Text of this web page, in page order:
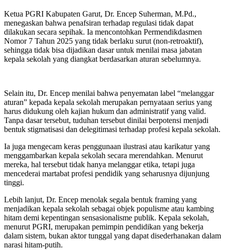
Ketua PGRI Kabupaten Garut, Dr. Encep Suherman, M.Pd.,
menegaskan bahwa penafsiran terhadap regulasi tidak dapat
dilakukan secara sepihak. Ia mencontohkan Permendikdasmen
Nomor 7 Tahun 2025 yang tidak berlaku surut (non-retroaktif),
sehingga tidak bisa dijadikan dasar untuk menilai masa jabatan
kepala sekolah yang diangkat berdasarkan aturan sebelumnya.
Selain itu, Dr. Encep menilai bahwa penyematan label “melanggar
aturan” kepada kepala sekolah merupakan pernyataan serius yang
harus didukung oleh kajian hukum dan administratif yang valid.
Tanpa dasar tersebut, tuduhan tersebut dinilai berpotensi menjadi
bentuk stigmatisasi dan delegitimasi terhadap profesi kepala sekolah.
Ia juga mengecam keras penggunaan ilustrasi atau karikatur yang
menggambarkan kepala sekolah secara merendahkan. Menurut
mereka, hal tersebut tidak hanya melanggar etika, tetapi juga
mencederai martabat profesi pendidik yang seharusnya dijunjung
tinggi.
Lebih lanjut, Dr. Encep menolak segala bentuk framing yang
menjadikan kepala sekolah sebagai objek populisme atau kambing
hitam demi kepentingan sensasionalisme publik. Kepala sekolah,
menurut PGRI, merupakan pemimpin pendidikan yang bekerja
dalam sistem, bukan aktor tunggal yang dapat disederhanakan dalam
narasi hitam-putih.